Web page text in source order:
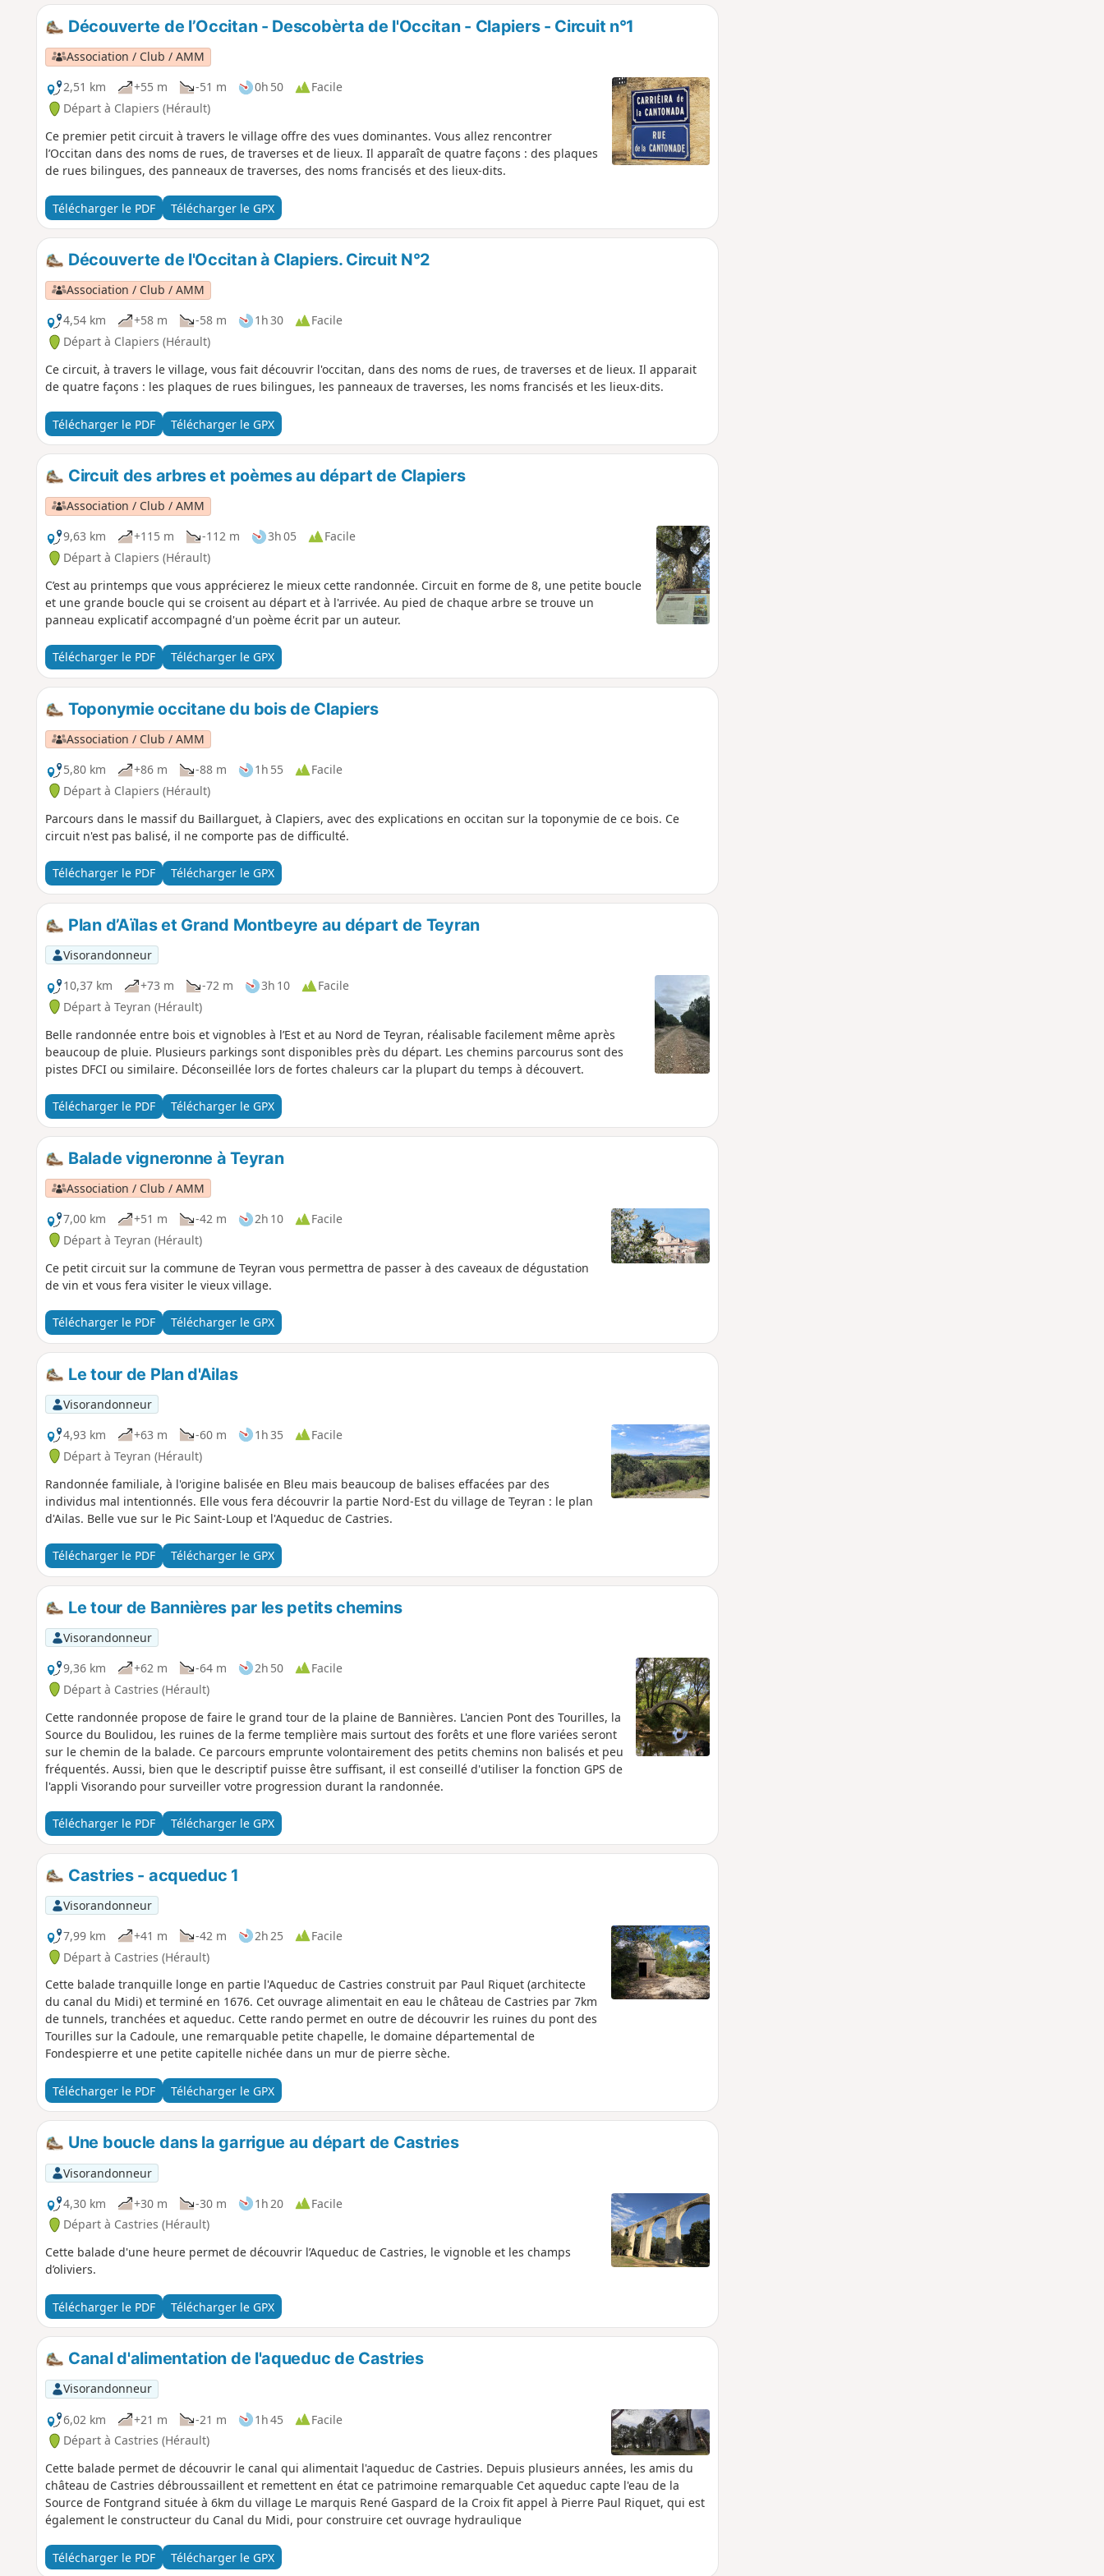
Découverte de l’Occitan - Descobèrta de l'Occitan - Clapiers - Circuit n°1
Association / Club / AMM
2,51 km
+55 m -51 m 0h 50
Facile
Départ à Clapiers (Hérault)
Ce premier petit circuit à travers le village offre des vues dominantes. Vous allez rencontrer
l’Occitan dans des noms de rues, de traverses et de lieux. Il apparaît de quatre façons : des plaques
de rues bilingues, des panneaux de traverses, des noms francisés et des lieux-dits.
Télécharger le PDF Télécharger le GPX
Découverte de l'Occitan à Clapiers. Circuit N°2
Association / Club / AMM
4,54 km
+58 m -58 m 1h 30
Facile
Départ à Clapiers (Hérault)
Ce circuit, à travers le village, vous fait découvrir l'occitan, dans des noms de rues, de traverses et de lieux. Il apparait
de quatre façons : les plaques de rues bilingues, les panneaux de traverses, les noms francisés et les lieux-dits.
Télécharger le PDF Télécharger le GPX
Circuit des arbres et poèmes au départ de Clapiers
Association / Club / AMM
9,63 km
+115 m -112 m 3h 05
Facile
Départ à Clapiers (Hérault)
C’est au printemps que vous apprécierez le mieux cette randonnée. Circuit en forme de 8, une petite boucle
et une grande boucle qui se croisent au départ et à l'arrivée. Au pied de chaque arbre se trouve un
panneau explicatif accompagné d'un poème écrit par un auteur.
Télécharger le PDF Télécharger le GPX
Toponymie occitane du bois de Clapiers
Association / Club / AMM
5,80 km
+86 m -88 m 1h 55
Facile
Départ à Clapiers (Hérault)
Parcours dans le massif du Baillarguet, à Clapiers, avec des explications en occitan sur la toponymie de ce bois. Ce
circuit n'est pas balisé, il ne comporte pas de difficulté.
Télécharger le PDF Télécharger le GPX
Plan d’Aïlas et Grand Montbeyre au départ de Teyran
Visorandonneur
10,37 km
+73 m -72 m 3h 10
Facile
Départ à Teyran (Hérault)
Belle randonnée entre bois et vignobles à l’Est et au Nord de Teyran, réalisable facilement même après
beaucoup de pluie. Plusieurs parkings sont disponibles près du départ. Les chemins parcourus sont des
pistes DFCI ou similaire. Déconseillée lors de fortes chaleurs car la plupart du temps à découvert.
Télécharger le PDF Télécharger le GPX
Balade vigneronne à Teyran
Association / Club / AMM
7,00 km
+51 m -42 m 2h 10
Facile
Départ à Teyran (Hérault)
Ce petit circuit sur la commune de Teyran vous permettra de passer à des caveaux de dégustation
de vin et vous fera visiter le vieux village.
Télécharger le PDF Télécharger le GPX
Le tour de Plan d'Ailas
Visorandonneur
4,93 km
+63 m -60 m 1h 35
Facile
Départ à Teyran (Hérault)
Randonnée familiale, à l'origine balisée en Bleu mais beaucoup de balises effacées par des
individus mal intentionnés. Elle vous fera découvrir la partie Nord-Est du village de Teyran : le plan
d'Ailas. Belle vue sur le Pic Saint-Loup et l'Aqueduc de Castries.
Télécharger le PDF Télécharger le GPX
Le tour de Bannières par les petits chemins
Visorandonneur
9,36 km
+62 m -64 m 2h 50
Facile
Départ à Castries (Hérault)
Cette randonnée propose de faire le grand tour de la plaine de Bannières. L'ancien Pont des Tourilles, la
Source du Boulidou, les ruines de la ferme templière mais surtout des forêts et une flore variées seront
sur le chemin de la balade. Ce parcours emprunte volontairement des petits chemins non balisés et peu
fréquentés. Aussi, bien que le descriptif puisse être suffisant, il est conseillé d'utiliser la fonction GPS de
l'appli Visorando pour surveiller votre progression durant la randonnée.
Télécharger le PDF Télécharger le GPX
Castries - acqueduc 1
Visorandonneur
7,99 km
+41 m -42 m 2h 25
Facile
Départ à Castries (Hérault)
Cette balade tranquille longe en partie l'Aqueduc de Castries construit par Paul Riquet (architecte
du canal du Midi) et terminé en 1676. Cet ouvrage alimentait en eau le château de Castries par 7km
de tunnels, tranchées et aqueduc. Cette rando permet en outre de découvrir les ruines du pont des
Tourilles sur la Cadoule, une remarquable petite chapelle, le domaine départemental de
Fondespierre et une petite capitelle nichée dans un mur de pierre sèche.
Télécharger le PDF Télécharger le GPX
Une boucle dans la garrigue au départ de Castries
Visorandonneur
4,30 km
+30 m -30 m 1h 20
Facile
Départ à Castries (Hérault)
Cette balade d'une heure permet de découvrir l’Aqueduc de Castries, le vignoble et les champs
d’oliviers.
Télécharger le PDF Télécharger le GPX
Canal d'alimentation de l'aqueduc de Castries
Visorandonneur
6,02 km
+21 m -21 m 1h 45
Facile
Départ à Castries (Hérault)
Cette balade permet de découvrir le canal qui alimentait l'aqueduc de Castries. Depuis plusieurs années, les amis du
château de Castries débroussaillent et remettent en état ce patrimoine remarquable Cet aqueduc capte l'eau de la
Source de Fontgrand située à 6km du village Le marquis René Gaspard de la Croix fit appel à Pierre Paul Riquet, qui est
également le constructeur du Canal du Midi, pour construire cet ouvrage hydraulique
Télécharger le PDF Télécharger le GPX